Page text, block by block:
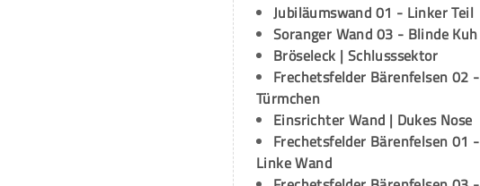
Jubiläumswand 01 - Linker Teil
Soranger Wand 03 - Blinde Kuh
Bröseleck | Schlusssektor
Frechetsfelder Bärenfelsen 02 -
Türmchen
Einsrichter Wand | Dukes Nose
Frechetsfelder Bärenfelsen 01 -
Linke Wand